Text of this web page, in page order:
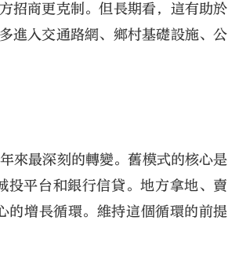
招商更克制。但長期看，這有助於
進入交通路網、鄉村基礎設施、公
來最深刻的轉變。舊模式的核心是
投平台和銀行信貸。地方拿地、賣
的增長循環。維持這個循環的前提